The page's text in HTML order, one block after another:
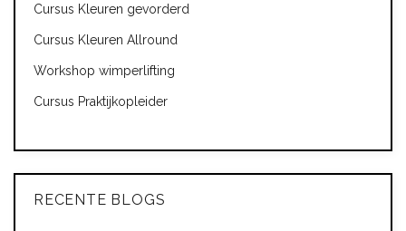
Cursus Kleuren gevorderd
Cursus Kleuren Allround
Workshop wimperlifting
Cursus Praktijkopleider
RECENTE BLOGS